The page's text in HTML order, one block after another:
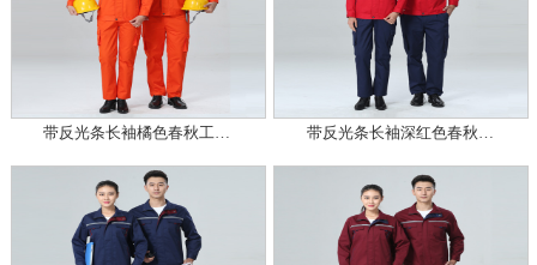
带反光条长袖橘色春秋工… 带反光条长袖深红色春秋…